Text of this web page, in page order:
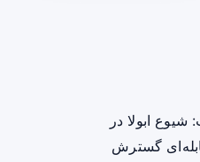
ابولا در
گسترش